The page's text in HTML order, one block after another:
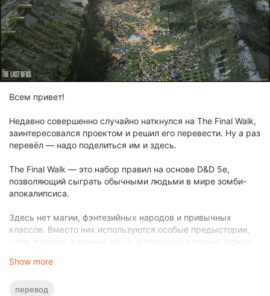
Всем привет!
Недавно совершенно случайно наткнулся на The Final Walk,
заинтересовался проектом и решил его перевести. Ну а раз
перевёл — надо поделиться им и здесь.
The Final Walk — это набор правил на основе D&D 5e,
позволяющий сыграть обычными людьми в мире зомби-
апокалипсиса.
Здесь нет магии, фэнтезийных народов и привычных
классов. Вместо них используются особые предыстории,
роли, таланты и личные вещи, с помощью которых можно
сделан на кинематографичные сцены, сложные решения,
Show more
перевод